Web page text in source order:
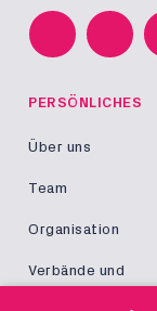
PERSÖNLICHES
Über uns
Team
Organisation
Verbände und